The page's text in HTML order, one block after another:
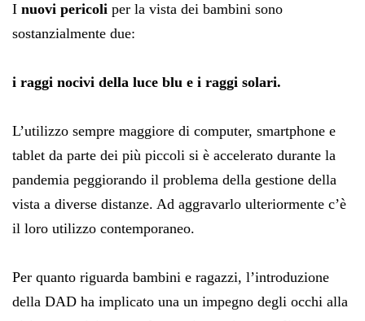
I nuovi pericoli per la vista dei bambini sono
sostanzialmente due:
i raggi nocivi della luce blu e i raggi solari.
L’utilizzo sempre maggiore di computer, smartphone e
tablet da parte dei più piccoli si è accelerato durante la
pandemia peggiorando il problema della gestione della
vista a diverse distanze. Ad aggravarlo ulteriormente c’è
il loro utilizzo contemporaneo.
Per quanto riguarda bambini e ragazzi, l’introduzione
della DAD ha implicato una un impegno degli occhi alla